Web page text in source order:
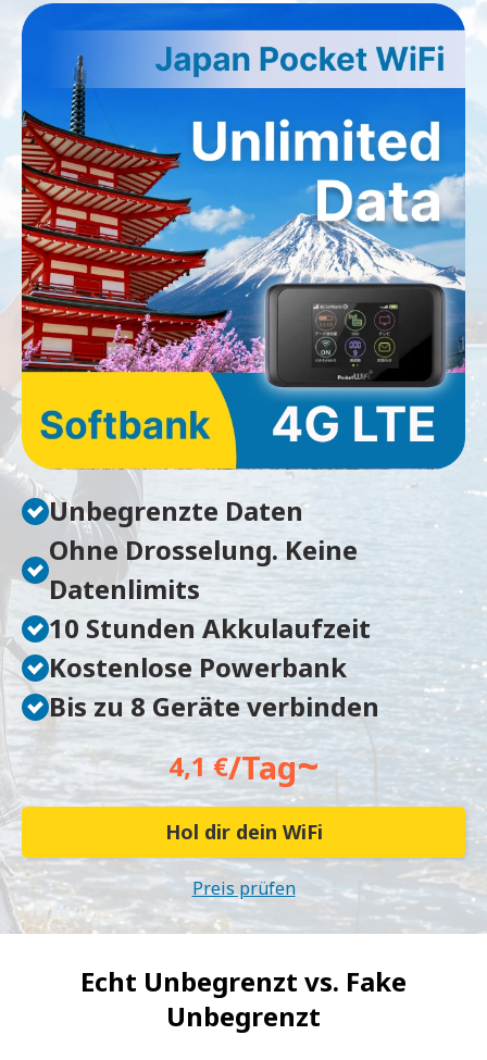
Unbegrenzte Daten
Ohne Drosselung. Keine
Datenlimits
10 Stunden Akkulaufzeit
Kostenlose Powerbank
Bis zu 8 Geräte verbinden
4,1 €/Tag~
Hol dir dein WiFi
Preis prüfen
Echt Unbegrenzt vs. Fake
Unbegrenzt